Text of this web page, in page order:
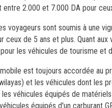
2.000 et 7.000 DA pour
voyageurs sont soumis à une
ceux de 5 ans et plus. Quant
les véhicules de tourisme et
est toujours accordée au
et les véhicules dont les
véhicules équipés de
équipés d'un carburant